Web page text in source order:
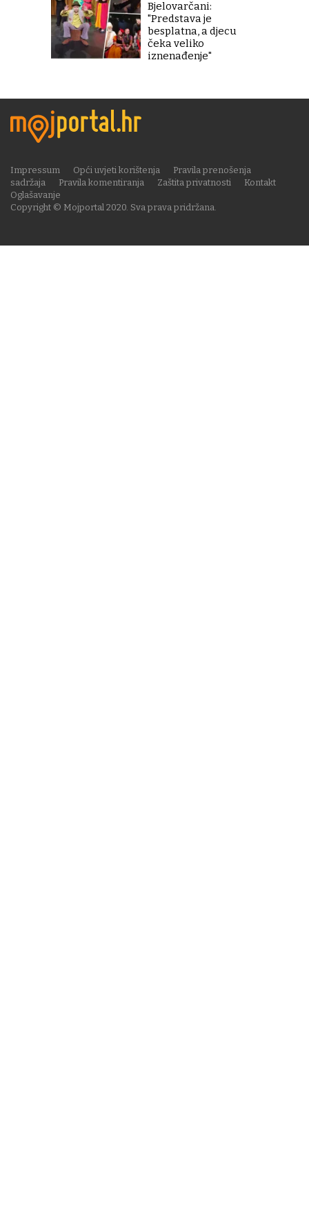
Bjelovarčani:
"Predstava je
besplatna, a djecu
čeka veliko
iznenađenje"
Copyright © Mojportal 2020. Sva prava pridržana.
Impressum Opći uvjeti korištenja
Pravila prenošenja
sadržaja
Pravila komentiranja Zaštita privatnosti
Kontakt
Oglašavanje